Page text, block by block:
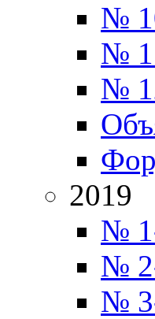
№
№
№
2019
№
№
№